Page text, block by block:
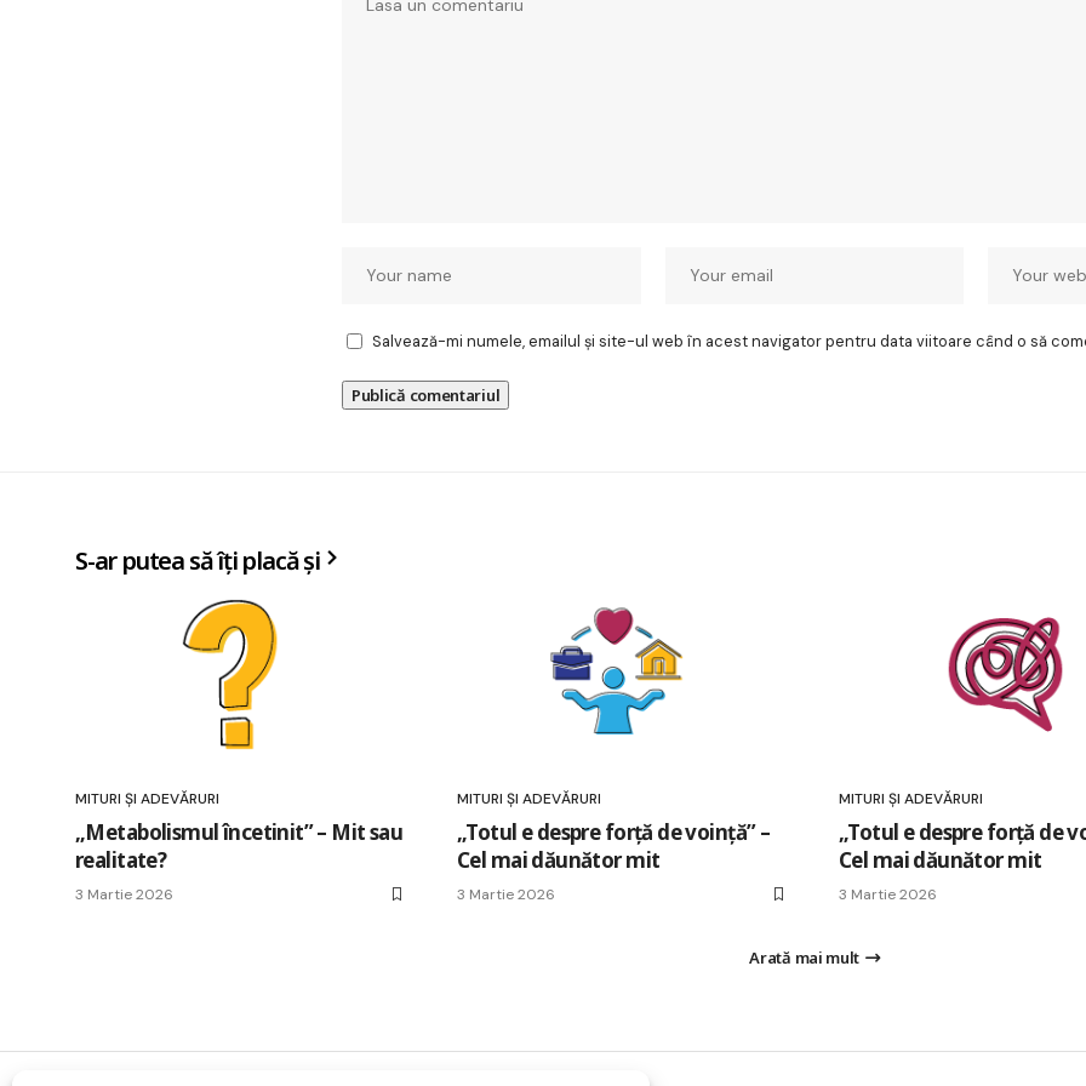
Salvează-mi numele, emailul și site-ul web în acest navigator pentru data viitoare când o să
S-ar putea să îți placă și
MITURI ȘI ADEVĂRURI
„Metabolismul încetinit” – Mit sau
realitate?
3 Martie 2026
MITURI ȘI ADEVĂRURI
„Totul e despre forță de voință” –
Cel mai dăunător mit
3 Martie 2026
MITURI ȘI ADEVĂRURI
„Totul e despre forță de
Cel mai dăunător mit
3 Martie 2026
Arată mai mult